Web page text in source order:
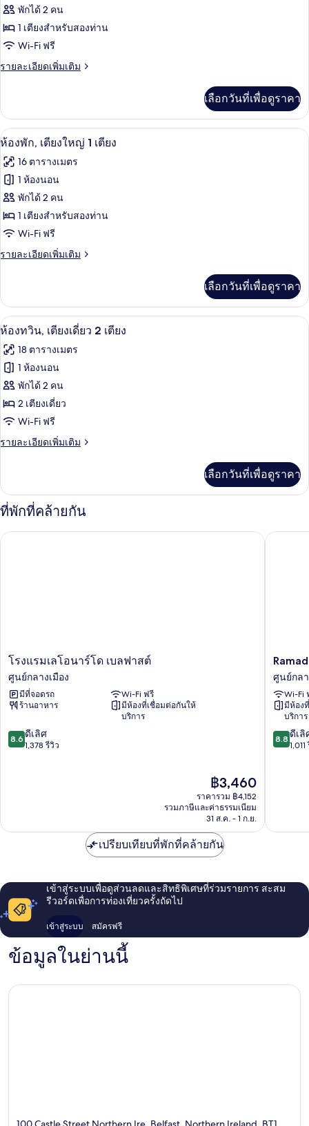
สำหรับ
ห้อง
พัก
ทั้งหมด
ของ
ห้อง
พัก,
ใหญ่
1
เตียง,
พร้อม
สิ่ง
อำนวย
ความ
สะดวก
พิการ
(Accessible)
พักได้ 2 คน
1 เตียงสำหรับสองท่าน
Wi-Fi ฟรี
รายละเอียดเพิ่มเติม
ราย
เกี่ยว
กับ
ห้อง
เตียง
ใหญ่
เตียง,
พร้อม
สิ่ง
อำนวย
ความ
พิการ
(Accessible)
เลือกวันที่เพื่อดูราคา
เปิด
ภาพถ่าย
ทั้งหมด
ของ
ห้อง
พัก,
เตียง
1
เตียง
ห้องพัก, เตียงใหญ่ 1 เตียง | โต๊ะทำงา
12
ห้องพัก, เตียงใหญ่ 1 เตียง
16 ตารางเมตร
1 ห้องนอน
พักได้ 2 คน
1 เตียงสำหรับสองท่าน
Wi-Fi ฟรี
รายละเอียดเพิ่มเติม
ราย
เกี่ยว
กับ
ห้อง
เตียง
ใหญ่
เตียง
เลือกวันที่เพื่อดูราคา
เปิด
ภาพถ่าย
ทั้งหมด
ของ
ห้อง
ทวิน,
เตียง
2
เตียง
ห้องทวิน, เตียงเดี่ยว 2 เตียง | โต๊ะทำ
10
ห้องทวิน, เตียงเดี่ยว 2 เตียง
18 ตารางเมตร
1 ห้องนอน
พักได้ 2 คน
2 เตียงเดี่ยว
Wi-Fi ฟรี
รายละเอียดเพิ่มเติม
ราย
เกี่ยว
กับ
ห้อง
ทวิ
น,
เลือกวันที่เพื่อดูราคา
ที่พักที่คล้ายกัน
โรงแรม
เลโอ
นาร์
โด
เบลฟาสต์
เมือง
โรงแรมเลโอนาร์โด เบลฟาสต์
ศูนย์กลางเมือง
มีที่จอดรถ
Wi-Fi ฟรี
ร้านอาหาร
มีห้องที่เชื่อมต่อกันให้
บริการ
8.6
จาก
8.6 ดีเลิศ
1,378 รีวิว
ราคา
ปัจจุบัน
คือ
฿3,460
฿3,460
ราคารวม ฿4,152
รวมภาษีและค่าธรรมเนียม
31 ส.ค. - 1 ก.ย.
โรงแรมเลโอนาร์โด เบลฟาสต์
Ramada
Belfast
City
Centre
ศูนย์กล
เมือง
ศูนย์กลา
Wi-Fi
มีห้อง
บริการ
8.8
จาก
8.8 ดีเลิ
เปรียบเทียบที่พักที่คล้ายกัน
เข้าสู่ระบบเพื่อดูส่วนลดและสิทธิพิเศษที่ร่วมรายการ สะสม
รีวอร์ดเพื่อการท่องเที่ยวครั้งถัดไป
เข้าสู่ระบบ สมัครฟรี
ข้อมูลในย่านนี้